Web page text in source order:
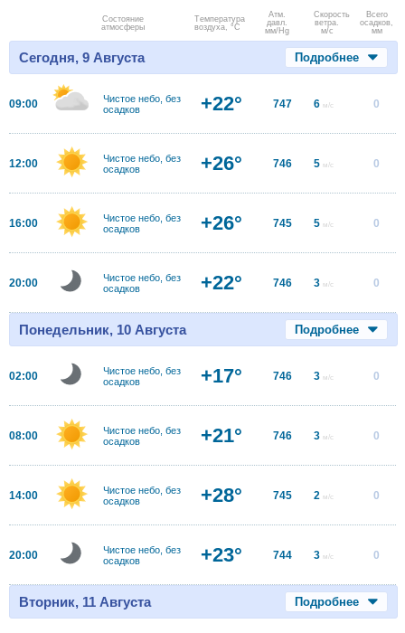
Состояние
атмосферы
Температура
воздуха, °C
Атм.
давл.
мм/Hg
Скорость
ветра.
м/с
Всего
осадков,
мм
Сегодня, 9 Августа Подробнее
09:00
Чистое небо, без
осадков
+22° 747 6 м/с 0
12:00
Чистое небо, без
осадков
+26° 746 5 м/с 0
16:00
Чистое небо, без
осадков
+26° 745 5 м/с 0
20:00
Чистое небо, без
осадков
+22° 746 3 м/с 0
Понедельник, 10 Августа Подробнее
02:00
Чистое небо, без
осадков
+17° 746 3 м/с 0
08:00
Чистое небо, без
осадков
+21° 746 3 м/с 0
14:00
Чистое небо, без
осадков
+28° 745 2 м/с 0
20:00
Чистое небо, без
осадков
+23° 744 3 м/с 0
Вторник, 11 Августа Подробнее